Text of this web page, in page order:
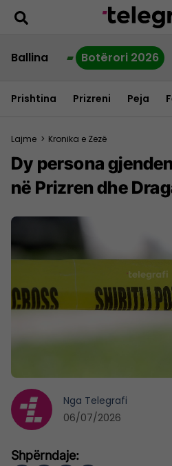
Ballina Botërori 2026
Prishtina Prizreni Peja
Lajme > Kronika e Zezë
Dy persona
në Prizren dhe
Nga Telegrafi
06/07/2026